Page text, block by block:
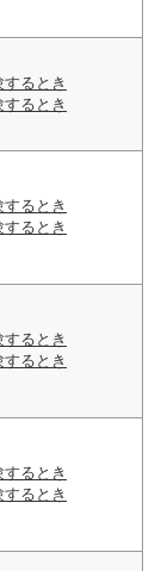
るとき
るとき
るとき
るとき
るとき
るとき
るとき
るとき